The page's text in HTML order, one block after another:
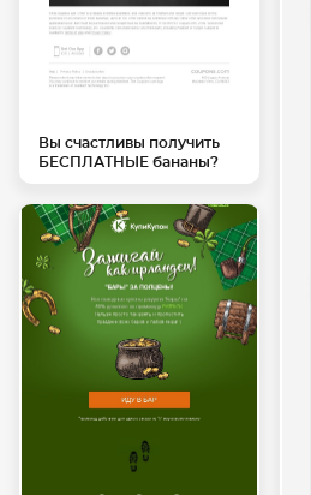
Вы счастливы получить
БЕСПЛАТНЫЕ бананы?